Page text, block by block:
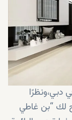
دبي،ونظرًا
لك “بن غاطي